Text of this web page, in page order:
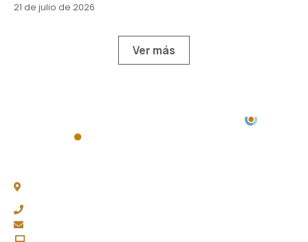
21 de julio de 2026
Ver más